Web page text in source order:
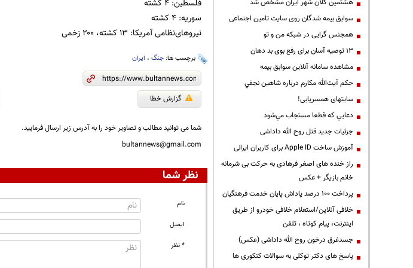
فلسطین: ۴ کشته
سوریه: ۴ کشته
نیروهای‌نظامی آمریکا: ۱۳ کشته، ۲۰۰ زخمی
برچسب ها: جنگ، ایران
گزارش خطا
شما می توانید مطالب و تصاویر خود را به آدرس زیر ارسال فرمایید.
bultannews@gmail.com
نظر شما
نام
ایمیل
* نظر
هشتمین کلان شهر ایران مشخص شد
سوابق بیمه شدگان روی سایت تامین اجتماعی
همجنس گرایی در شبکه من و تو
13 توصیه آسان برای رفع بوی بد دهان
مشاهده سامانه آنلاين سوابق بیمه
حكم آيت‌الله مكارم درباره شاهين نجفي
سایتهای همسریابی!
دعايي كه قطعا مستجاب مي‌شود
جزئیات جدید قتل روح الله داداشی
آموزش ساخت Apple ID برای کاربران ایرانی
راز خنده های اصغر فرهادی به حرکت بی شرمانه
خانم بازیگر + عکس
پرداخت ۱۰۰ درصد پاداش پایان خدمت فرهنگیان
خلافی آنلاین/استعلام خلافی خودرو از طریق
اینترنت، پیام کوتاه ، تلفن
جسدغرق درخون روح الله داداشی (عکس)
پاسخ های دکتر توکلی به سوالات کنکوری ها